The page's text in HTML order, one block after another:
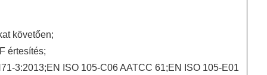
követően;
értesítés;
3:2013;EN ISO 105-C06 AATCC 61;EN ISO 105-E01